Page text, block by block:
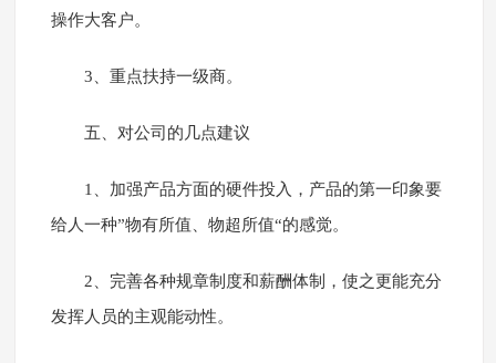
操作大客户。
3、重点扶持一级商。
五、对公司的几点建议
1、加强产品方面的硬件投入，产品的第一印象要
给人一种”物有所值、物超所值“的感觉。
2、完善各种规章制度和薪酬体制，使之更能充分
发挥人员的主观能动性。